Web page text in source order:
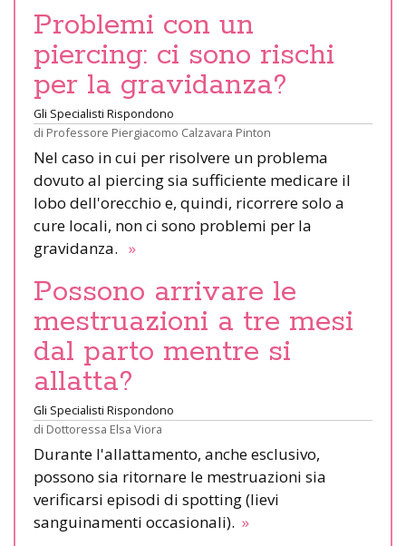
Problemi con un
piercing: ci sono rischi
per la gravidanza?
Gli Specialisti Rispondono
di Professore Piergiacomo Calzavara Pinton
Nel caso in cui per risolvere un problema
dovuto al piercing sia sufficiente medicare il
lobo dell'orecchio e, quindi, ricorrere solo a
cure locali, non ci sono problemi per la
gravidanza. »
Possono arrivare le
mestruazioni a tre mesi
dal parto mentre si
allatta?
Gli Specialisti Rispondono
di Dottoressa Elsa Viora
Durante l'allattamento, anche esclusivo,
possono sia ritornare le mestruazioni sia
verificarsi episodi di spotting (lievi
sanguinamenti occasionali). »